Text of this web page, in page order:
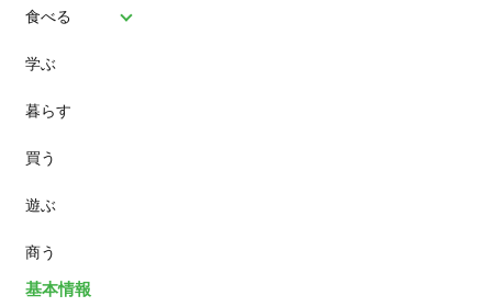
食べる
パン
スイーツ
ランチ
カフェ
学ぶ
暮らす
買う
遊ぶ
商う
基本情報